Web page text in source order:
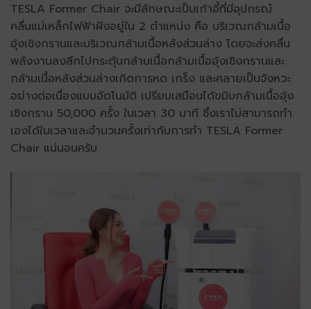
TESLA Former Chair จะมีลักษณะเป็นเก้าอี้ที่มีอุปกรณ์
คลื่นแม่เหล็กไฟฟ้าฝังอยู่ใน 2 ตำแหน่ง คือ บริเวณกล้ามเนื้อ
อุ้งเชิงกรานและบริเวณกล้ามเนื้อหลังส่วนล่าง โดยจะส่งคลื่น
พลังงานลงลึกไปกระตุ้นกล้ามเนื้อกล้ามเนื้ออุ้งเชิงกรานและ
กล้ามเนื้อหลังส่วนล่างเกิดการหด เกร็ง และคลายเป็นจังหวะ
อย่างต่อเนื่องแบบอัตโนมัติ เปรียบเสมือนได้ขมิบกล้ามเนื้ออุ้ง
เชิงกราน 50,000 ครั้ง ในเวลา 30 นาที ซึ่งเราไม่สามารถทำ
เองได้ในเวลาและจำนวนครั้งเท่ากับการทำ TESLA Former
Chair แน่นอนครับ